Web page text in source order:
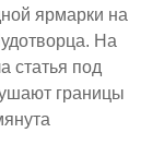
ярмарки на
На
статья под
границы